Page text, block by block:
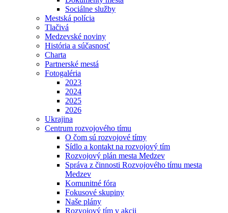
Sociálne služby
Mestská polícia
Tlačivá
Medzevské noviny
História a súčasnosť
Charta
Partnerské mestá
Fotogaléria
2023
2024
2025
2026
Ukrajina
Centrum rozvojového tímu
O čom sú rozvojové tímy
Sídlo a kontakt na rozvojový tím
Rozvojový plán mesta Medzev
Správa z činnosti Rozvojového tímu mesta
Medzev
Komunitné fóra
Fokusové skupiny
Naše plány
Rozvojový tím v akcii